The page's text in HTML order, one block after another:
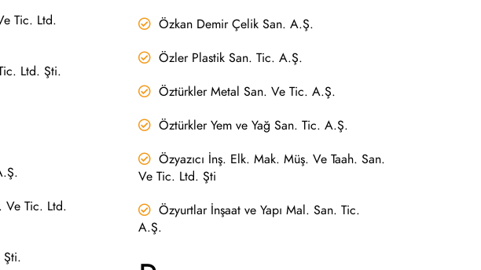
Tic. Ltd.
Ltd. Şti.
Ve Tic. Ltd.
Şti.
Özkan Demir Çelik San. A.Ş.
Özler Plastik San. Tic. A.Ş.
Öztürkler Metal San. Ve Tic. A.Ş.
Öztürkler Yem ve Yağ San. Tic. A.Ş.
Özyazıcı İnş. Elk. Mak. Müş. Ve Taah. San.
Ve Tic. Ltd. Şti
Özyurtlar İnşaat ve Yapı Mal. San. Tic.
A.Ş.